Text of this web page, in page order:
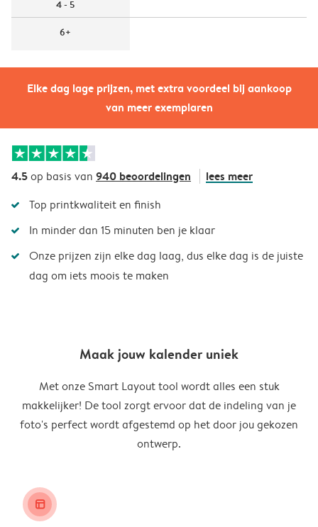
Elke dag lage prijzen, met extra voordeel bij aankoop
van meer exemplaren
4 - 5
6+
4.5op basis van 940 beoordelingen lees meer
Top printkwaliteit en finish
In minder dan 15 minuten ben je klaar
Onze prijzen zijn elke dag laag, dus elke dag is de juiste
dag om iets moois te maken
Maak jouw kalender uniek
Met onze Smart Layout tool wordt alles een stuk
makkelijker! De tool zorgt ervoor dat de indeling van je
foto's perfect wordt afgestemd op het door jou gekozen
ontwerp.
layout_alt